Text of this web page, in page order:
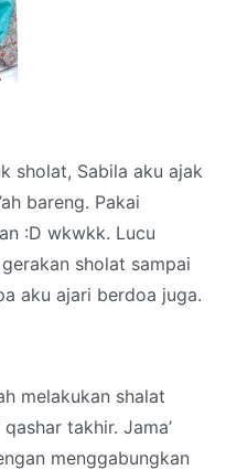
sholat, Sabila aku ajak
bareng. Pakai
:D wkwkk. Lucu
sholat sampai
aku ajari berdoa juga.
melakukan shalat
takhir. Jama’
menggabungkan